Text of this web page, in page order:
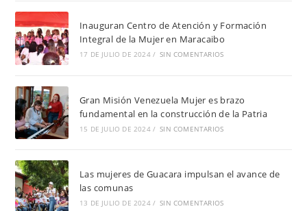
Inauguran Centro de Atención y Formación
Integral de la Mujer en Maracaibo
17 DE JULIO DE 2024 / SIN COMENTARIOS
Gran Misión Venezuela Mujer es brazo
fundamental en la construcción de la Patria
15 DE JULIO DE 2024 / SIN COMENTARIOS
Las mujeres de Guacara impulsan el avance de
las comunas
13 DE JULIO DE 2024 / SIN COMENTARIOS